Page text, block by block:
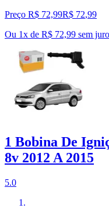
Preço R$ 72,99R$ 72,99
Ou 1x de R$ 72,99 sem
1 Bobina De
8v 2012 A 2015
5.0